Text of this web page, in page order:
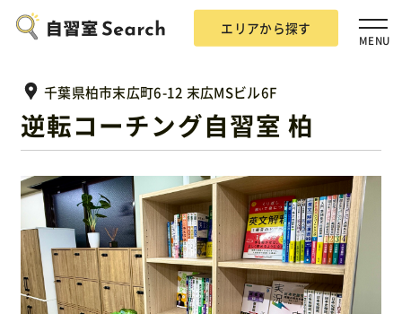
エリアから探す
MENU
エリアから探す
自習室Searchとは？
千葉県柏市末広町6-12 末広MSビル6F
逆転コーチング自習室 柏